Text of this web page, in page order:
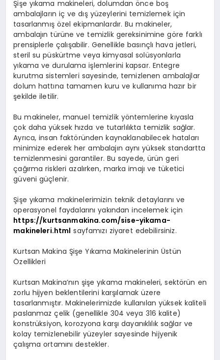
Şişe yıkama makineleri, dolumdan önce boş
ambalajların iç ve dış yüzeylerini temizlemek için
tasarlanmış özel ekipmanlardır. Bu makineler,
ambalajın türüne ve temizlik gereksinimine göre farklı
prensiplerle çalışabilir. Genellikle basınçlı hava jetleri,
steril su püskürtme veya kimyasal solüsyonlarla
yıkama ve durulama işlemlerini kapsar. Entegre
kurutma sistemleri sayesinde, temizlenen ambalajlar
dolum hattına tamamen kuru ve kullanıma hazır bir
şekilde iletilir.
Bu makineler, manuel temizlik yöntemlerine kıyasla
çok daha yüksek hızda ve tutarlılıkta temizlik sağlar.
Ayrıca, insan faktöründen kaynaklanabilecek hataları
minimize ederek her ambalajın aynı yüksek standartta
temizlenmesini garantiler. Bu sayede, ürün geri
çağırma riskleri azalırken, marka imajı ve tüketici
güveni güçlenir.
Şişe yıkama makinelerimizin teknik detaylarını ve
operasyonel faydalarını yakından incelemek için
https://kurtsanmakina.com/sise-yikama-
makineleri.html sayfamızı ziyaret edebilirsiniz.
Kurtsan Makina Şişe Yıkama Makinelerinin Üstün
Özellikleri
Kurtsan Makina’nın şişe yıkama makineleri, sektörün en
zorlu hijyen beklentilerini karşılamak üzere
tasarlanmıştır. Makinelerimizde kullanılan yüksek kaliteli
paslanmaz çelik (genellikle 304 veya 316 kalite)
konstrüksiyon, korozyona karşı dayanıklılık sağlar ve
kolay temizlenebilir yüzeyler sayesinde hijyenik
çalışma ortamını destekler.